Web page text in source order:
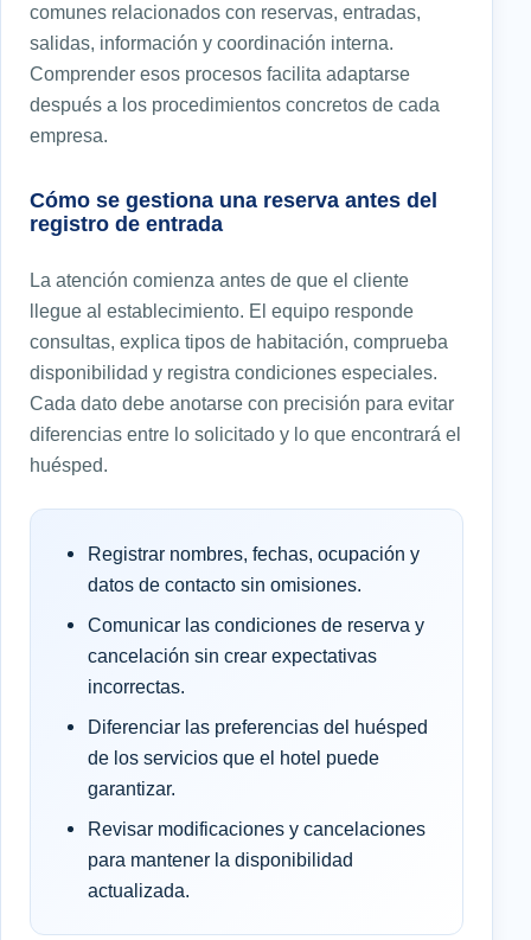
comunes relacionados con reservas, entradas,
salidas, información y coordinación interna.
Comprender esos procesos facilita adaptarse
después a los procedimientos concretos de cada
empresa.
Cómo se gestiona una reserva antes del
registro de entrada
La atención comienza antes de que el cliente
llegue al establecimiento. El equipo responde
consultas, explica tipos de habitación, comprueba
disponibilidad y registra condiciones especiales.
Cada dato debe anotarse con precisión para evitar
diferencias entre lo solicitado y lo que encontrará el
huésped.
Registrar nombres, fechas, ocupación y
datos de contacto sin omisiones.
Comunicar las condiciones de reserva y
cancelación sin crear expectativas
incorrectas.
Diferenciar las preferencias del huésped
de los servicios que el hotel puede
garantizar.
Revisar modificaciones y cancelaciones
para mantener la disponibilidad
actualizada.